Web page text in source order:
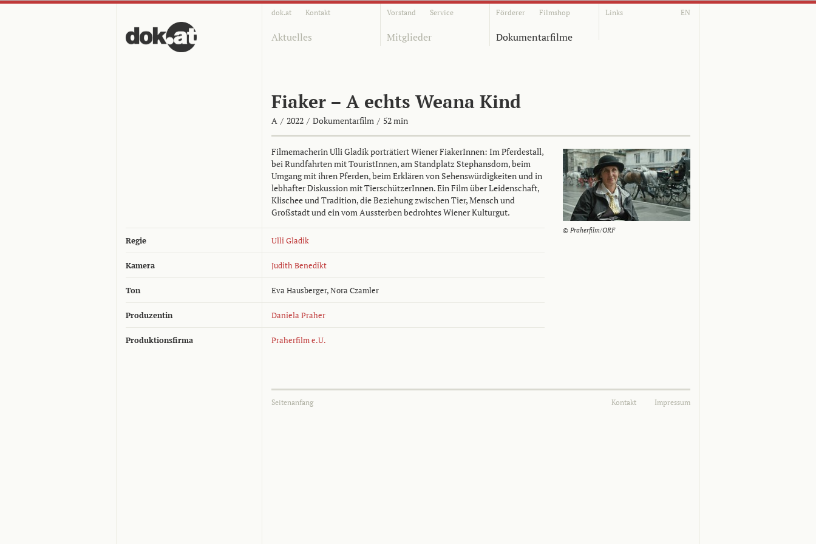
dok.at Kontakt Vorstand Service Förderer Filmshop Links EN
Aktuelles Mitglieder Dokumentarfilme
Fiaker – A echts Weana Kind
A / 2022 / Dokumentarfilm / 52 min
Filmemacherin Ulli Gladik porträtiert Wiener FiakerInnen: Im Pferdestall,
bei Rundfahrten mit TouristInnen, am Standplatz Stephansdom, beim
Umgang mit ihren Pferden, beim Erklären von Sehenswürdigkeiten und in
lebhafter Diskussion mit TierschützerInnen. Ein Film über Leidenschaft,
Klischee und Tradition, die Beziehung zwischen Tier, Mensch und
Großstadt und ein vom Aussterben bedrohtes Wiener Kulturgut.
Regie Ulli Gladik
Kamera Judith Benedikt
Ton Eva Hausberger,Nora Czamler
Produzentin Daniela Praher
Produktionsfirma Praherfilm e.U.
© Praherfilm/ORF
Seitenanfang Impressum
Kontakt